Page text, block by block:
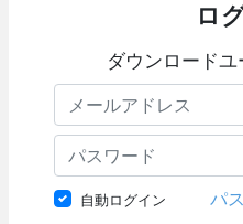
ロ
ダウンロード
自動ログイン パ